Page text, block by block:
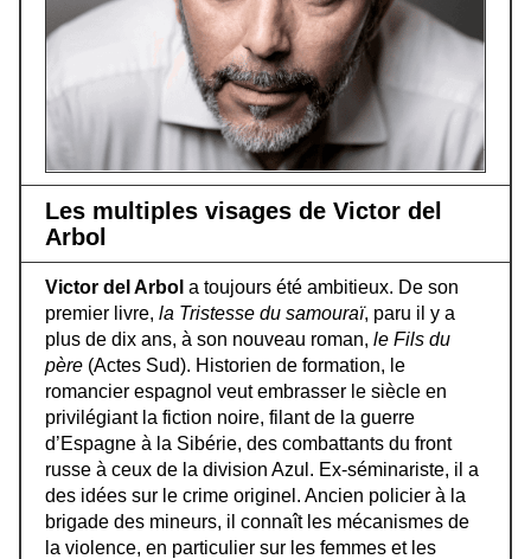
Les multiples visages de Victor del
Arbol
Victor del Arbol a toujours été ambitieux. De son
premier livre, la Tristesse du samouraï, paru il y a
plus de dix ans, à son nouveau roman, le Fils du
père (Actes Sud). Historien de formation, le
romancier espagnol veut embrasser le siècle en
privilégiant la fiction noire, filant de la guerre
d’Espagne à la Sibérie, des combattants du front
russe à ceux de la division Azul. Ex-séminariste, il a
des idées sur le crime originel. Ancien policier à la
brigade des mineurs, il connaît les mécanismes de
la violence, en particulier sur les femmes et les